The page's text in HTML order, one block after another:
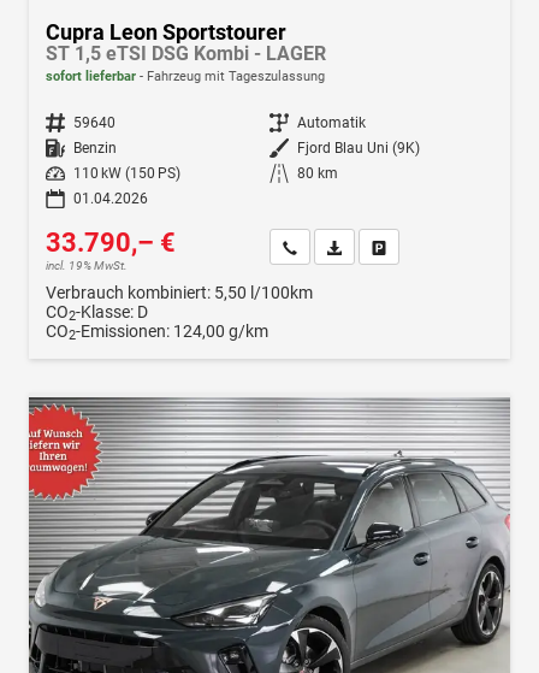
Cupra Leon Sportstourer
ST 1,5 eTSI DSG Kombi - LAGER
sofort lieferbar Fahrzeug mit Tageszulassung
Fahrzeugnr. 59640 Getriebe Automatik
Kraftstoff Benzin Außenfarbe Fjord Blau Uni (9K)
Leistung
110 kW (150 PS) Kilometerstand 80 km
01.04.2026
33.790,– €
incl. 19% MwSt.
Wir rufen Sie anFahrzeugexposé (PDF)
Verbrauch kombiniert: 5,50 l/100km
CO2-Klasse: D
CO2-Emissionen: 124,00 g/km